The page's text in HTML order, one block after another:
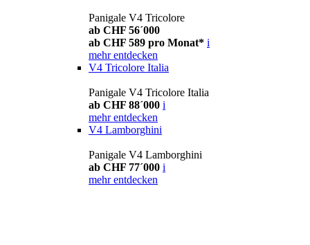
Panigale V4 Tricolore
ab CHF 56´000
ab CHF 589 pro Monat* i
mehr entdecken
V4 Tricolore Italia
Panigale V4 Tricolore Italia
ab CHF 88´000 i
mehr entdecken
V4 Lamborghini
Panigale V4 Lamborghini
ab CHF 77´000 i
mehr entdecken